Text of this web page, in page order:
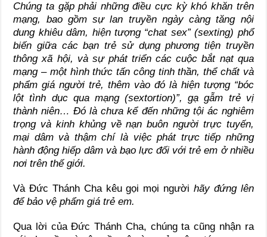
Chúng ta gặp phải những điều cực kỳ khó khăn trên
mạng, bao gồm sự lan truyền ngày càng tăng nội
dung khiêu dâm, hiện tượng “chat sex” (sexting) phổ
biến giữa các bạn trẻ sử dụng phương tiện truyền
thông xã hội, và sự phát triển các cuộc bắt nạt qua
mạng – một hình thức tấn công tinh thần, thể chất và
phẩm giá người trẻ, thêm vào đó là hiện tượng “bóc
lột tình dục qua mạng (sextortion)”, gạ gẫm trẻ vị
thành niên… Đó là chưa kể đến những tội ác nghiêm
trọng và kinh khủng về nạn buôn người trực tuyến,
mại dâm và thậm chí là việc phát trực tiếp những
hành động hiếp dâm và bạo lực đối với trẻ em ở nhiều
nơi trên thế giới.
Và Đức Thánh Cha kêu gọi mọi ngườihãy đứng lên
để bảo vệ phẩm giá trẻ em.
Qua lời của Đức Thánh Cha, chúng ta cũng nhận ra